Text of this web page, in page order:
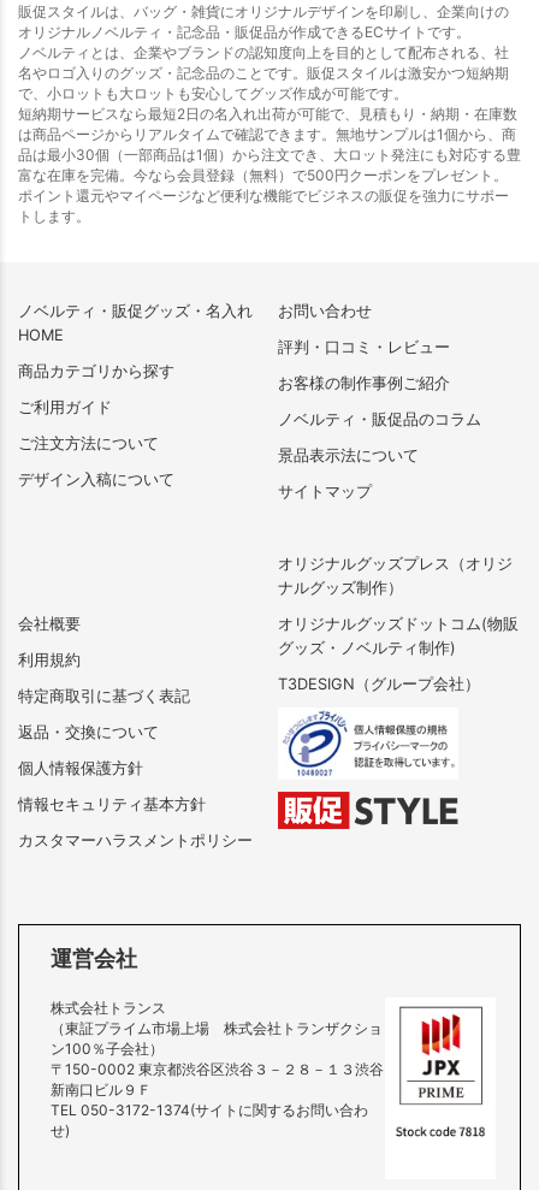
販促スタイルは、バッグ・雑貨にオリジナルデザインを印刷し、企業向けの
オリジナルノベルティ・記念品・販促品が作成できるECサイトです。
ノベルティとは、企業やブランドの認知度向上を目的として配布される、社
名やロゴ入りのグッズ・記念品のことです。販促スタイルは激安かつ短納期
で、小ロットも大ロットも安心してグッズ作成が可能です。
短納期サービスなら最短2日の名入れ出荷が可能で、見積もり・納期・在庫数
は商品ページからリアルタイムで確認できます。無地サンプルは1個から、商
品は最小30個（一部商品は1個）から注文でき、大ロット発注にも対応する豊
富な在庫を完備。今なら会員登録（無料）で500円クーポンをプレゼント。
ポイント還元やマイページなど便利な機能でビジネスの販促を強力にサポー
トします。
ノベルティ・販促グッズ・名入れ
HOME
商品カテゴリから探す
ご利用ガイド
ご注文方法について
デザイン入稿について
会社概要
利用規約
特定商取引に基づく表記
返品・交換について
個人情報保護方針
情報セキュリティ基本方針
カスタマーハラスメントポリシー
お問い合わせ
評判・口コミ・レビュー
お客様の制作事例ご紹介
ノベルティ・販促品のコラム
景品表示法について
サイトマップ
オリジナルグッズプレス（オリジ
ナルグッズ制作）
オリジナルグッズドットコム(物販
グッズ・ノベルティ制作)
T3DESIGN（グループ会社）
運営会社
株式会社トランス
（東証プライム市場上場 株式会社トランザクショ
ン100％子会社）
〒150-0002 東京都渋谷区渋谷３－２８－１３渋谷
新南口ビル９Ｆ
TEL 050-3172-1374(サイトに関するお問い合わ
せ)